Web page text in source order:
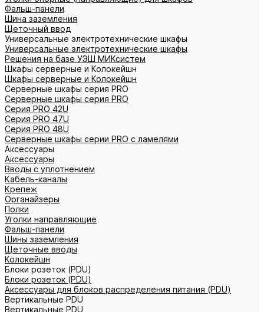
Фальш-панели
Шина заземления
Щеточный ввод
Универсальные электротехнические шкафы
Универсальные электротехнические шкафы
Решения на базе УЭШ МИКсистем
Шкафы серверные и Колокейшн
Шкафы серверные и Колокейшн
Серверные шкафы серия PRO
Серверные шкафы серия PRO
Серия PRO 42U
Серия PRO 47U
Серия PRO 48U
Серверные шкафы серии PRO с ламелями
Аксессуары
Аксессуары
Вводы с уплотнением
Кабель-каналы
Крепеж
Органайзеры
Полки
Уголки направляющие
Фальш-панели
Шины заземления
Щеточные вводы
Колокейшн
Блоки розеток (PDU)
Блоки розеток (PDU)
Аксессуары для блоков распределения питания (PDU)
Вертикальные PDU
Вертикальные PDU